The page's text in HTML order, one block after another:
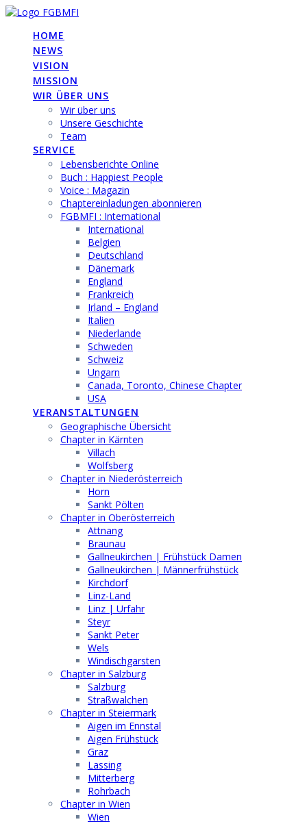
Skip
contentHOME
NEWS
VISION
MISSION
WIR ÜBER UNS
Wir über uns
Unsere Geschichte
Team
SERVICE
Lebensberichte Online
Buch : Happiest People
Voice : Magazin
Chaptereinladungen abonnieren
FGBMFI : International
International
Belgien
Deutschland
Dänemark
England
Frankreich
Irland – England
Italien
Niederlande
Schweden
Schweiz
Ungarn
Canada, Toronto, Chinese Chapter
USA
VERANSTALTUNGEN
Geographische Übersicht
Chapter in Kärnten
Villach
Wolfsberg
Chapter in Niederösterreich
Horn
Sankt Pölten
Chapter in Oberösterreich
Attnang
Braunau
Gallneukirchen | Frühstück Damen
Gallneukirchen | Männerfrühstück
Kirchdorf
Linz-Land
Linz | Urfahr
Steyr
Sankt Peter
Wels
Windischgarsten
Chapter in Salzburg
Salzburg
Straßwalchen
Chapter in Steiermark
Aigen im Ennstal
Aigen Frühstück
Graz
Lassing
Mitterberg
Rohrbach
Chapter in Wien
Wien